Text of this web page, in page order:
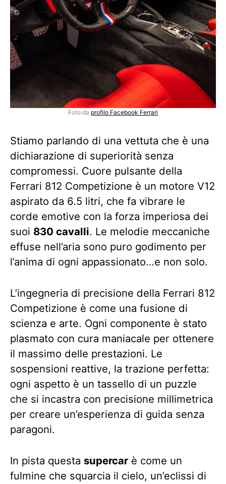
Foto da profilo Facebook Ferrari
Stiamo parlando di una vettuta che è una
dichiarazione di superiorità senza
compromessi. Cuore pulsante della
Ferrari 812 Competizione è un motore V12
aspirato da 6.5 litri, che fa vibrare le
corde emotive con la forza imperiosa dei
suoi 830 cavalli. Le melodie meccaniche
effuse nell’aria sono puro godimento per
l’anima di ogni appassionato…e non solo.
L’ingegneria di precisione della Ferrari 812
Competizione è come una fusione di
scienza e arte. Ogni componente è stato
plasmato con cura maniacale per ottenere
il massimo delle prestazioni. Le
sospensioni reattive, la trazione perfetta:
ogni aspetto è un tassello di un puzzle
che si incastra con precisione millimetrica
per creare un’esperienza di guida senza
paragoni.
In pista questa supercar è come un
fulmine che squarcia il cielo, un’eclissi di